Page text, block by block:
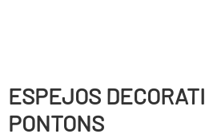
ESPEJOS
PONTONS